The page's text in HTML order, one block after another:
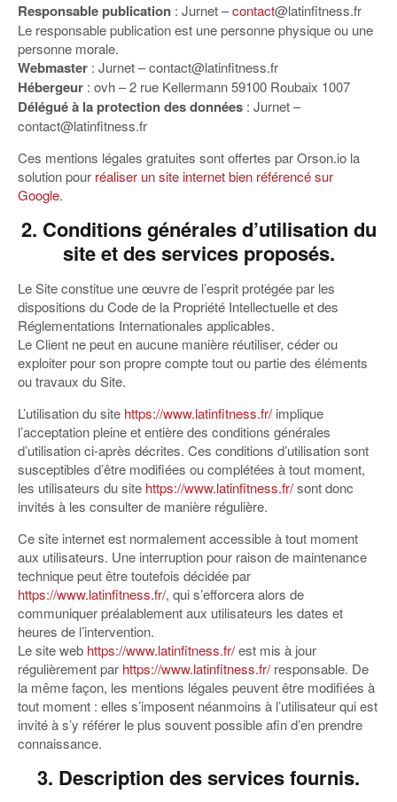
Responsable publication : Jurnet –contact@latinfitness.fr
Le responsable publication est une personne physique ou une
personne morale.
Webmaster : Jurnet –contact@latinfitness.fr
Hébergeur : ovh – 2 rue Kellermann 59100 Roubaix 1007
Délégué à la protection des données : Jurnet –
contact@latinfitness.fr
Ces mentions légales gratuites sont offertes par Orson.io la
solution pour réaliser un site internet bien référencé sur
Google.
2. Conditions générales d’utilisation du
site et des services proposés.
Le Site constitue une œuvre de l’esprit protégée par les
dispositions du Code de la Propriété Intellectuelle et des
Réglementations Internationales applicables.
Le Client ne peut en aucune manière réutiliser, céder ou
exploiter pour son propre compte tout ou partie des éléments
ou travaux du Site.
L’utilisation du site https://www.latinfitness.fr/ implique
l’acceptation pleine et entière des conditions générales
d’utilisation ci-après décrites. Ces conditions d’utilisation sont
susceptibles d’être modifiées ou complétées à tout moment,
les utilisateurs du site https://www.latinfitness.fr/sont donc
invités à les consulter de manière régulière.
Ce site internet est normalement accessible à tout moment
aux utilisateurs. Une interruption pour raison de maintenance
technique peut être toutefois décidée par
https://www.latinfitness.fr/, qui s’efforcera alors de
communiquer préalablement aux utilisateurs les dates et
heures de l’intervention.
Le site web https://www.latinfitness.fr/est mis à jour
régulièrement par https://www.latinfitness.fr/ responsable. De
la même façon, les mentions légales peuvent être modifiées à
tout moment : elles s’imposent néanmoins à l’utilisateur qui est
invité à s’y référer le plus souvent possible afin d’en prendre
connaissance.
3. Description des services fournis.